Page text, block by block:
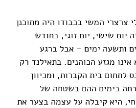
צרצרי המשי בכבודו היה מתוכנן
יום שישי, יום זוגי, בחודש
ותשעה ימים – אבל ברגע
מגזע הכוהנים. בתאילנד רק
לתחום בית הקברות, ומכיוון
בימים ההם בשטחה של
היא קיבלה על עצמה בצער את